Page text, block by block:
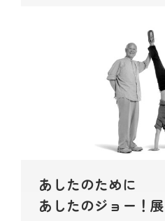
あしたのために
あしたのジョー！展